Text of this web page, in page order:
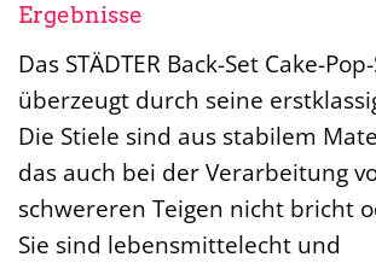
Ergebnisse
Das STÄDTER Back-Set Cake-
überzeugt durch seine
Die Stiele sind aus stabilem
das auch bei der Verarbeitung
schwereren Teigen nicht bricht
Sie sind lebensmittelecht und